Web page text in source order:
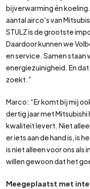
bijverwarming én
aantal airco’s van
STULZ is de grootste
Daardoor kunnen we
en service. Samen staan
energiezuinigheid. En
zoekt.”
Marco: “Er komt bij mij
dertig jaar met
kwaliteit levert. Niet
er iets aan de hand is, is
is niet alleen voor ons als
willen gewoon dat het
Meegeplaatst met